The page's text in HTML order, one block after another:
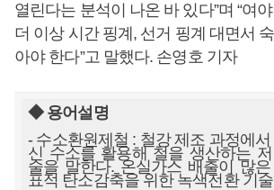
열린다는 분석이 나온 바 있다”며 “여
더 이상 시간 핑계, 선거 핑계 대면서
아야 한다”고 말했다. 손영호 기자
◆ 용어설명
- 수소환원제철 : 철강 제조 과정에
신 수소를 활용해 철을 생산하는 저
술을 말한다. 온실가스 배출이 많
표적 탄소감축을 위한 녹색전환 기